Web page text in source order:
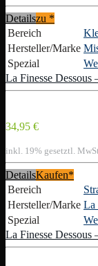
Detailszu *
Bereich
Hersteller/Marke
Spezial
La Finesse Dessous
34,95 €
inkl. 19% gesetztl. MwSt.
DetailsKaufen*
Bereich
Hersteller/Marke La
Spezial
La Finesse